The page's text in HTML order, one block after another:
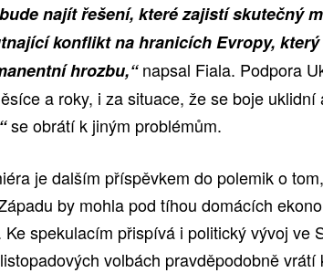
najít řešení, které zajistí skutečný
konflikt na hranicích Evropy,
hrozbu,“napsal Fiala. Podpora
a roky, i za situace, že se boje uklidní
se obrátí k jiným problémům.
je dalším příspěvkem do polemik o
by mohla pod tíhou domácích
spekulacím přispívá i politický vývoj ve
volbách pravděpodobně vrátí